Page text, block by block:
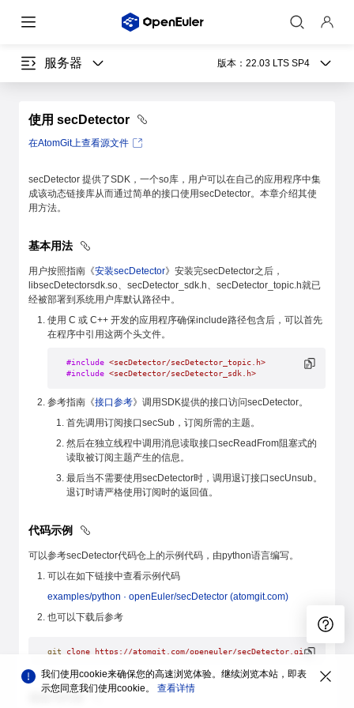
服务器 版本： 22.03 LTS SP4
使用 secDetector
在AtomGit上查看源文件
secDetector 提供了SDK，一个so库，用户可以在自己的应用程序中集
成该动态链接库从而通过简单的接口使用secDetector。本章介绍其使
用方法。
基本用法
用户按照指南《安装secDetector》安装完secDetector之后，
libsecDetectorsdk.so、secDetector_sdk.h、secDetector_topic.h就已
经被部署到系统用户库默认路径中。
使用 C 或 C++ 开发的应用程序确保include路径包含后，可以首先
在程序中引用这两个头文件。
#include <secDetector/secDetector_topic.h>
#include <secDetector/secDetector_sdk.h>
参考指南《接口参考》调用SDK提供的接口访问secDetector。
首先调用订阅接口secSub，订阅所需的主题。
然后在独立线程中调用消息读取接口secReadFrom阻塞式的
读取被订阅主题产生的信息。
最后当不需要使用secDetector时，调用退订接口secUnsub。
退订时请严格使用订阅时的返回值。
代码示例
可以参考secDetector代码仓上的示例代码，由python语言编写。
可以在如下链接中查看示例代码
examples/python · openEuler/secDetector (atomgit.com)
也可以下载后参考
git clone https://atomgit.com/openeuler/secDetector.git
我们使用cookie来确保您的高速浏览体验。继续浏览本站，即表
示您同意我们使用cookie。 查看详情